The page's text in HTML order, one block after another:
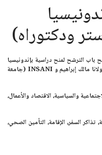
عن فتح باب الترشح لمنح دراسية بإندونيسيا
مالك إبراهيمو
INSANI (جامعة
والسياسية، الاقتصاد والأعمال،
السفر، الإقامة، التأمين الصحي،